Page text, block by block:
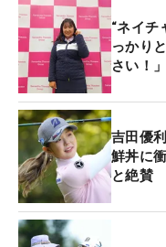
“ネイチ
っかり
さい！」
吉田優
鮮丼に
と絶賛